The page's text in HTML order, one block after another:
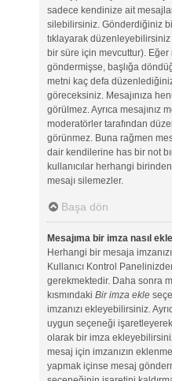
sadece kendinize ait
silebilirsiniz. Gönderdiğiniz
tıklayarak
bir süre için mevcuttur). Eğer
göndermişse, başlığa
metni kaç defa
göreceksiniz. Mesajınıza
görülmez. Ayrıca mesajınız
moderatörler tarafından
görünmez. Buna rağmen
dair kendilerine has bir not
kullanıcılar herhangi
mesajı silemezler.
Başa dön
Mesajıma bir imza nasıl
Herhangi bir mesaja
Kullanıcı Kontrol
gerekmektedir. Daha sonra
kısmındaki Bir imza ekle
imzanızı ekleyebilirsiniz.
uygun seçeneği işaretleyerek
olarak bir imza
mesaj için imzanızın
yapmak içinse mesaj